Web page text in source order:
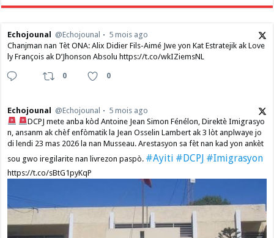
Echojounal @Echojounal
5 mois ago
Chanjman nan Tèt ONA: Alix Didier Fils-Aimé Jwe yon Kat Estratejik ak Love
ly François ak D’Jhonson Absolu https://t.co/wkIZiemsNL
0 0
Echojounal @Echojounal
5 mois ago
DCPJ mete anba kòd Antoine Jean Simon Fénélon, Direktè Imigrasyo
n, ansanm ak chèf enfòmatik la Jean Osselin Lambert ak 3 lòt anplwaye jo
di lendi 23 mas 2026 la nan Musseau. Arestasyon sa fèt nan kad yon ankèt
sou gwo iregilarite nan livrezon paspò. #Ayiti #DCPJ #Imigrasyon
https://t.co/sBtG1pyKqP